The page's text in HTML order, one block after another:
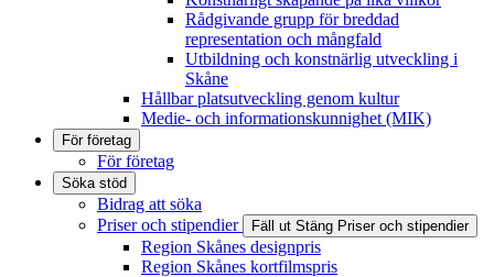
Rådgivande grupp för breddad
representation och mångfald
Utbildning och konstnärlig utveckling i
Skåne
Hållbar platsutveckling genom kultur
Medie- och informationskunnighet (MIK)
För företag
För företag
Söka stöd
Bidrag att söka
Priser och stipendier
Fäll ut Stäng Priser och stipendier
Region Skånes designpris
Region Skånes kortfilmspris